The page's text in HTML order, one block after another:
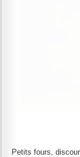
Petits fours,